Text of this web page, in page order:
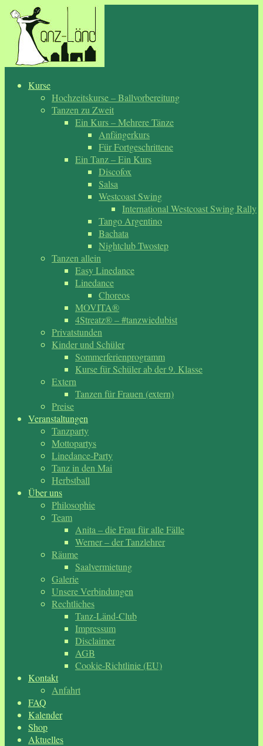
Zum
Inhalt
springen
Kurse
Hochzeitskurse – Ballvorbereitung
Tanzen zu Zweit
Ein Kurs – Mehrere Tänze
Anfängerkurs
Für Fortgeschrittene
Ein Tanz – Ein Kurs
Discofox
Salsa
Westcoast Swing
International Westcoast Swing Rally
Tango Argentino
Bachata
Nightclub Twostep
Tanzen allein
Easy Linedance
Linedance
Choreos
MOVITA®
4Streatz® – #tanzwiedubist
Privatstunden
Kinder und Schüler
Sommerferienprogramm
Kurse für Schüler ab der 9. Klasse
Extern
Tanzen für Frauen (extern)
Preise
Veranstaltungen
Tanzparty
Mottopartys
Linedance-Party
Tanz in den Mai
Herbstball
Über uns
Philosophie
Team
Anita – die Frau für alle Fälle
Werner – der Tanzlehrer
Räume
Saalvermietung
Galerie
Unsere Verbindungen
Rechtliches
Tanz-Länd-Club
Impressum
Disclaimer
AGB
Cookie-Richtlinie (EU)
Kontakt
Anfahrt
FAQ
Kalender
Shop
Aktuelles